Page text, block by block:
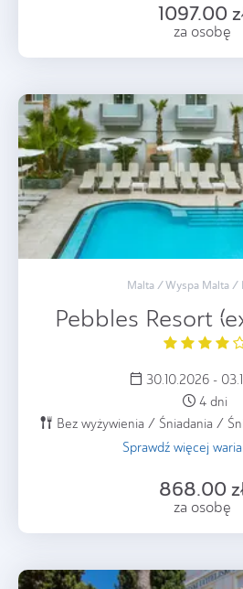
1097.00
za osobę
Malta / Wyspa Malta /
Pebbles Resort
30.10.2026 -
4 dni
Bez wyżywienia / Śniadania /
Sprawdź więcej
868.00
za osobę